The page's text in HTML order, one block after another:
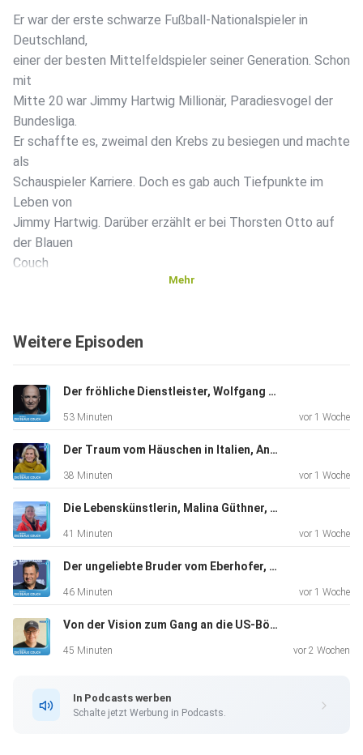
Er war der erste schwarze Fußball-Nationalspieler in
Deutschland,
einer der besten Mittelfeldspieler seiner Generation. Schon
mit
Mitte 20 war Jimmy Hartwig Millionär, Paradiesvogel der
Bundesliga.
Er schaffte es, zweimal den Krebs zu besiegen und machte
als
Schauspieler Karriere. Doch es gab auch Tiefpunkte im
Leben von
Jimmy Hartwig. Darüber erzählt er bei Thorsten Otto auf
der Blauen
Couch
Mehr
Weitere Episoden
Der fröhliche Dienstleister, Wolfgang Krebs, Kabarettist, "Ich bin dankbar für alles, was ich habe".
53 Minuten vor 1 Woche
Der Traum vom Häuschen in Italien, Andrea L'Arronge, Schauspielerin, "Das Erste, was ich morgens sehe, ist der Zitronenbaum."
38 Minuten vor 1 Woche
Die Lebenskünstlerin, Malina Güthner, Wal-Tour-Guide und mehr, "Ich hatte auf jeden Fall total viel Angst"
41 Minuten vor 1 Woche
Der ungeliebte Bruder vom Eberhofer, Gerhard Wittmann, Schauspieler, "Ich hatte keinen Plan B"
46 Minuten vor 1 Woche
Von der Vision zum Gang an die US-Börse, Markus Pflitsch, Tech-Unternehmer, "Kein Plan B, that’s me"
45 Minuten vor 2 Wochen
In Podcasts werben
Schalte jetzt Werbung in Podcasts.